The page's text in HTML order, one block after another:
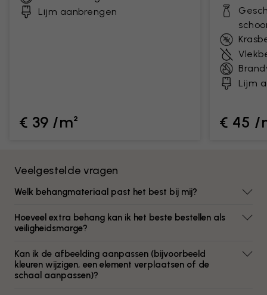
Lijm aanbrengen
€ 39 /m²
Lijm
€ 45 /
Veelgestelde vragen
Welk behangmateriaal past het best bij mij?
Hoeveel extra behang kan ik het beste bestellen als
veiligheidsmarge?
Kan ik de afbeelding aanpassen (bijvoorbeeld
kleuren wijzigen, een element verplaatsen of de
schaal aanpassen)?